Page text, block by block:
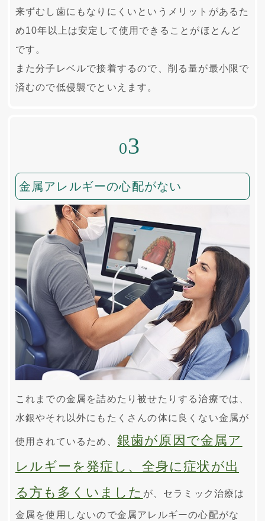
来ずむし歯にもなりにくいというメリットがあるた
め10年以上は安定して使用できることがほとんど
です。
また分子レベルで接着するので、削る量が最小限で
済むので低侵襲でといえます。
03
金属アレルギーの心配がない
これまでの金属を詰めたり被せたりする治療では、
水銀やそれ以外にもたくさんの体に良くない金属が
使用されているため、 銀歯が原因で金属ア
レルギーを発症し、全身に症状が出
る方も多くいました が、セラミック治療は
金属を使用しないので金属アレルギーの心配がな